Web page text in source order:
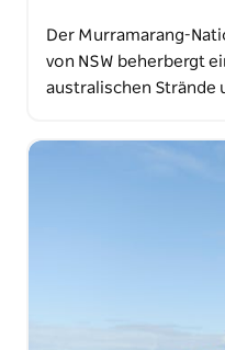
Der Murramarang-
von NSW beherbergt
australischen Strände